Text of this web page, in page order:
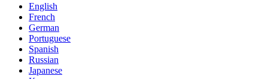
English
French
German
Portuguese
Spanish
Russian
Japanese